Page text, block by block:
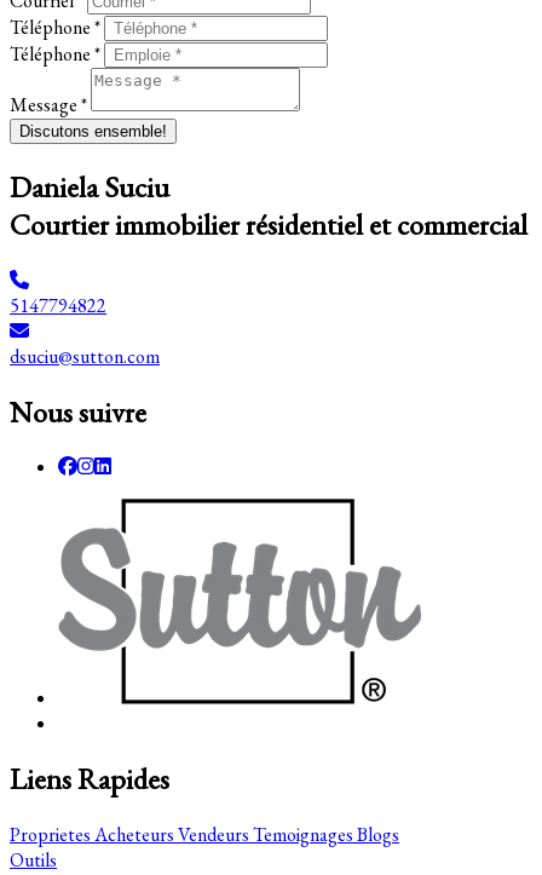
Téléphone *
Téléphone *
Message *
Discutons ensemble!
Daniela Suciu
Courtier immobilier résidentiel et commercial
5147794822
dsuciu@sutton.com
Nous suivre
Liens Rapides
ProprietesAcheteursVendeursTemoignagesBlogs
Outils